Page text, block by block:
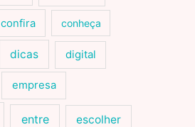
confira conheça
dicas digital
empresa
entre escolher